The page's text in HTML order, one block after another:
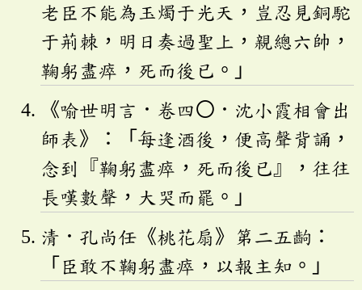
老臣不能為玉燭于光天，豈忍見銅駝
于荊棘，明日奏過聖上，親總六帥，
鞠躬盡瘁，死而後已。」
《喻世明言．卷四〇．沈小霞相會出
師表》：「每逢酒後，便高聲背誦，
念到『鞠躬盡瘁，死而後已』，往往
長嘆數聲，大哭而罷。」
清．孔尚任《桃花扇》第二五齣：
「臣敢不鞠躬盡瘁，以報主知。」